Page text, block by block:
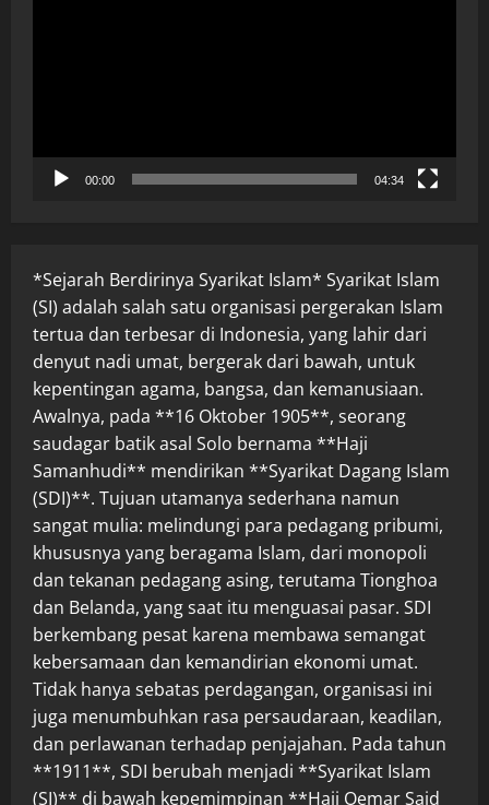
00:00 04:34
*Sejarah Berdirinya Syarikat Islam* Syarikat Islam
(SI) adalah salah satu organisasi pergerakan Islam
tertua dan terbesar di Indonesia, yang lahir dari
denyut nadi umat, bergerak dari bawah, untuk
kepentingan agama, bangsa, dan kemanusiaan.
Awalnya, pada **16 Oktober 1905**, seorang
saudagar batik asal Solo bernama **Haji
Samanhudi** mendirikan **Syarikat Dagang Islam
(SDI)**. Tujuan utamanya sederhana namun
sangat mulia: melindungi para pedagang pribumi,
khususnya yang beragama Islam, dari monopoli
dan tekanan pedagang asing, terutama Tionghoa
dan Belanda, yang saat itu menguasai pasar. SDI
berkembang pesat karena membawa semangat
kebersamaan dan kemandirian ekonomi umat.
Tidak hanya sebatas perdagangan, organisasi ini
juga menumbuhkan rasa persaudaraan, keadilan,
dan perlawanan terhadap penjajahan. Pada tahun
**1911**, SDI berubah menjadi **Syarikat Islam
(SI)** di bawah kepemimpinan **Haji Oemar Said